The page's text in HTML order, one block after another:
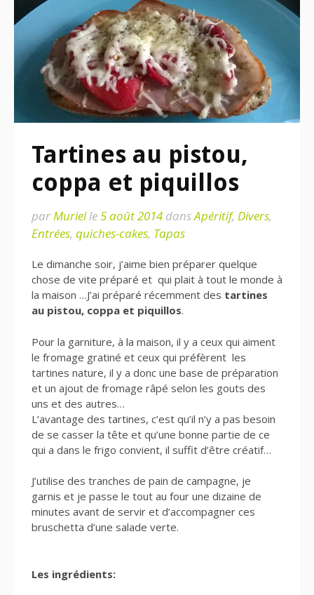
Tartines au pistou,
coppa et piquillos
parMurielle5 août 2014 dansApéritif, Divers,
Entrées, quiches-cakes, Tapas
Le dimanche soir, j’aime bien préparer quelque
chose de vite préparé et qui plait à tout le monde à
la maison …J’ai préparé récemment des tartines
au pistou, coppa et piquillos.
Pour la garniture, à la maison, il y a ceux qui aiment
le fromage gratiné et ceux qui préfèrent les
tartines nature, il y a donc une base de préparation
et un ajout de fromage râpé selon les gouts des
uns et des autres…
L’avantage des tartines, c’est qu’il n’y a pas besoin
de se casser la tête et qu’une bonne partie de ce
qui a dans le frigo convient, il suffit d’être créatif…
J’utilise des tranches de pain de campagne, je
garnis et je passe le tout au four une dizaine de
minutes avant de servir et d’accompagner ces
bruschetta d’une salade verte.
Les ingrédients: